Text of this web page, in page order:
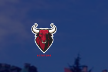
content